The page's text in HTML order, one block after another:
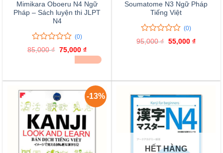
Mimikara Oboeru N4 Ngữ
Pháp – Sách luyện thi JLPT
N4
0
trên
0
giá
(0)
85,000₫ Giá
75,000 ₫Giá
hiện
tại
Soumatome N3 Ngữ Pháp
Tiếng Việt
0
trên
0
(0)
95,000₫ Giá
55,000 ₫Giá
-13%
HẾT HÀNG